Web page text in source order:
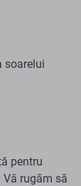
soarelui
pentru
rugăm să